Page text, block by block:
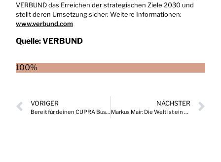
VERBUND das Erreichen der strategischen Ziele 2030 und
stellt deren Umsetzung sicher. Weitere Informationen:
www.verbund.com
Quelle:VERBUND
100%
VORIGER
Bereit für deinen CUPRA Business Boost?
NÄCHSTER
Markus Mair: Die Welt ist ein Dorf – „Global“ gibt es nicht ohne „regional“